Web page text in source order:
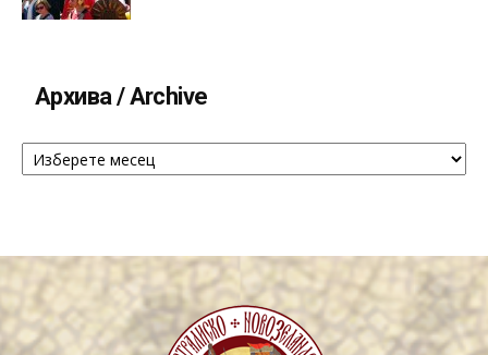
Архива / Archive
Архива